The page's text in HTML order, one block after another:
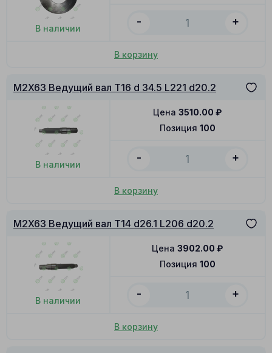
В наличии
- +
В корзину
M2X63 Ведущий вал T16 d 34.5 L221 d20.2
В наличии
Позиция 100
Цена 3510.00 ₽
- +
В корзину
M2X63 Ведущий вал T14 d26.1 L206 d20.2
В наличии
Позиция 100
Цена 3902.00 ₽
- +
В корзину